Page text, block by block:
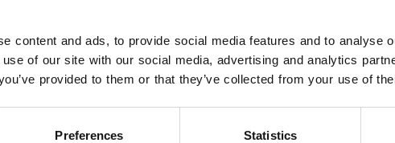
content and ads, to provide social media features and to analyse
of our site with our social media, advertising and analytics
provided to them or that they’ve collected from your use of
Preferences Statistics
✓ Fri frakt över 399 kr
✓ Betala direkt eller inom 30
✓ Gratis teprov i varje beställning
Läs mer